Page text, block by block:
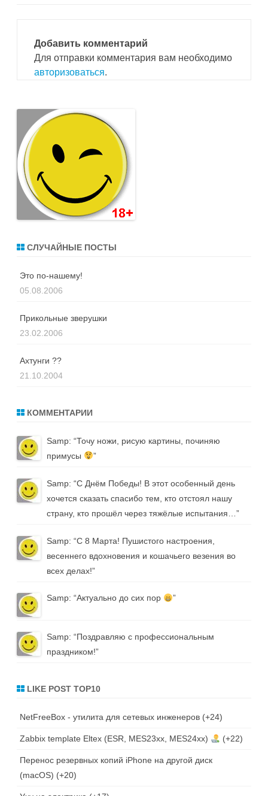
Добавить комментарий
Для отправки комментария вам необходимо
авторизоваться.
СЛУЧАЙНЫЕ ПОСТЫ
Это по-нашему!
05.08.2006
Прикольные зверушки
23.02.2006
Ахтунги ??
21.10.2004
КОММЕНТАРИИ
Samp: “Точу ножи, рисую картины, починяю
примусы
”
Samp: “С Днём Победы! В этот особенный день
хочется сказать спасибо тем, кто отстоял нашу
страну, кто прошёл через тяжёлые испытания… ”
Samp: “С 8 Марта! Пушистого настроения,
весеннего вдохновения и кошачьего везения во
всех делах!”
Samp: “Актуально до сих пор ”
Samp: “Поздравляю с профессиональным
праздником!”
LIKE POST TOP10
NetFreeBox - утилита для сетевых инженеров +24
Zabbix template Eltex (ESR, MES23xx, MES24xx) +22
Перенос резервных копий iPhone на другой диск
(macOS)
+20